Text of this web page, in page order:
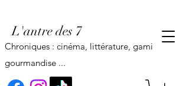
L'antre des 7
Chroniques : cinéma, littérature, gaming,
gourmandise ...